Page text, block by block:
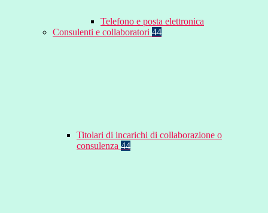
Telefono e posta elettronica
Consulenti e collaboratori 44
Titolari di incarichi di collaborazione o
consulenza 44